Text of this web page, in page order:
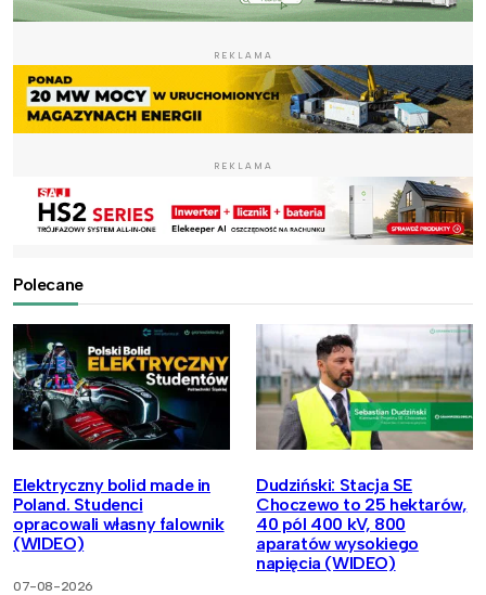
REKLAMA
REKLAMA
Polecane
Elektryczny bolid made in
Poland. Studenci
opracowali własny falownik
(WIDEO)
07-08-2026
Dudziński: Stacja SE
Choczewo to 25 hektarów,
40 pól 400 kV, 800
aparatów wysokiego
napięcia (WIDEO)